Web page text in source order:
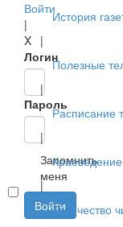
Войти
|
X
Логин
Пароль
Запомнить
меня
Войти
История
|
Полезные
|
Расписание
|
Краеведение
|
Творчество